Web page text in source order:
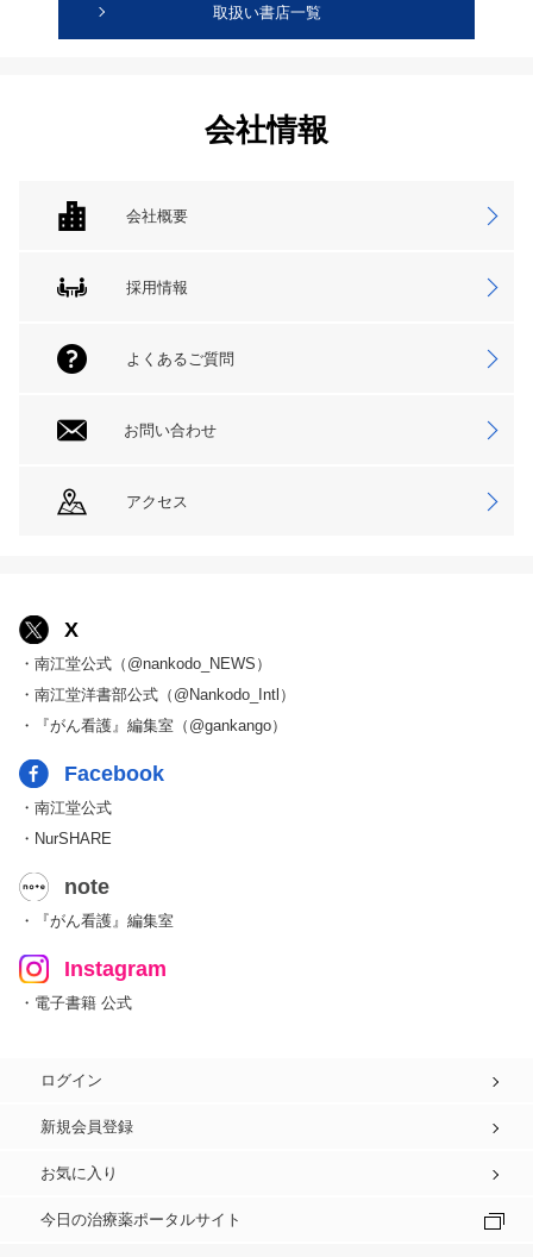
取扱い書店一覧
会社情報
会社概要
採用情報
よくあるご質問
お問い合わせ
アクセス
X
・南江堂公式（@nankodo_NEWS）
・南江堂洋書部公式（@Nankodo_Intl）
・『がん看護』編集室（@gankango）
Facebook
・南江堂公式
・NurSHARE
note
・『がん看護』編集室
Instagram
・電子書籍 公式
ログイン
新規会員登録
お気に入り
今日の治療薬ポータルサイト